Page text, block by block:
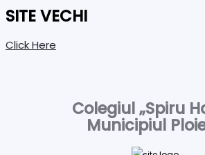
SITE VECHI
Click Here
Colegiul „Spiru
Municipiul